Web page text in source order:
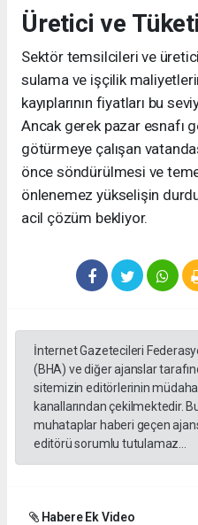
Üretici ve
Sektör temsilcileri ve
sulama ve işçilik
kayıplarının fiyatları bu
Ancak gerek pazar esnafı
götürmeye çalışan
önce söndürülmesi ve
önlenemez yükselişin
acil çözüm bekliyor.
İnternet Gazetecileri
(BHA) ve diğer ajanslar
sitemizin editörlerinin
kanallarından çekilmektedir.
muhataplar haberi geçen
editörü sorumlu tutulamaz...
Habere Ek Video